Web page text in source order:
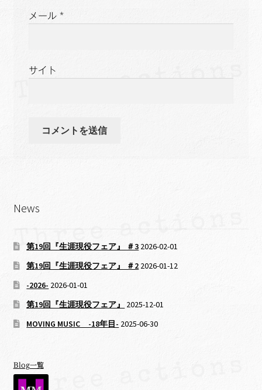
メール *
サイト
News
第19回『生涯現役フェア』 ＃3 2026-02-01
第19回『生涯現役フェア』 ＃2 2026-01-12
-2026- 2026-01-01
第19回『生涯現役フェア』
2025-12-01
MOVING MUSIC -18年目- 2025-06-30
Blog一覧